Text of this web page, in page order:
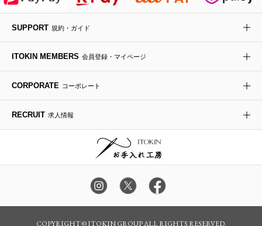
デニムジャケット
ダウンジャケット・コート
手袋
チャーム・ストラップ
ボディバッグ・メッセンジャーバッグ
トラベルバッグ
ローファー
ドレスシューズ
ラナンキュラス
ポプリアレンジ＆フレグランス
SUPPORT 規約・ガイド
ITOKIN MEMBERS 会員登録・マイページ
CORPORATE コーポレート
RECRUIT 求人情報
COPYRIGHT © ITOKIN GROUP ALL RIGHTS RESERVED.